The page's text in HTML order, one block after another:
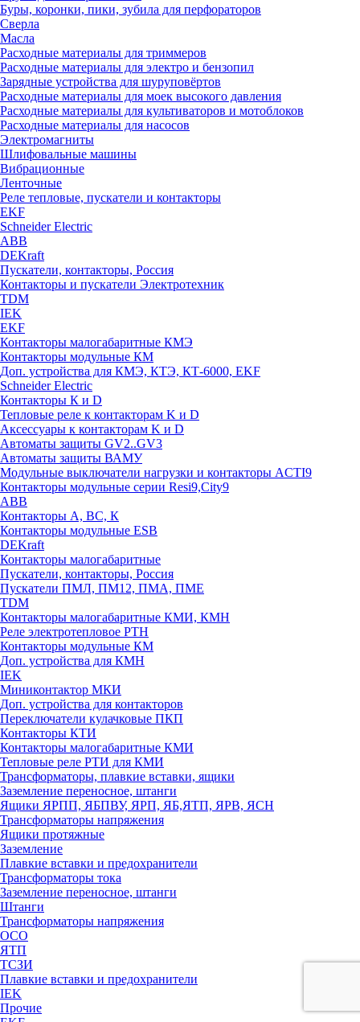
Буры, коронки, пики, зубила для перфораторов
Сверла
Масла
Расходные материалы для триммеров
Расходные материалы для электро и бензопил
Зарядные устройства для шуруповёртов
Расходные материалы для моек высокого давления
Расходные материалы для культиваторов и мотоблоков
Расходные материалы для насосов
Электромагниты
Шлифовальные машины
Вибрационные
Ленточные
Реле тепловые, пускатели и контакторы
EKF
Schneider Electric
ABB
DEKraft
Пускатели, контакторы, Россия
Контакторы и пускатели Электротехник
TDM
IEK
EKF
Контакторы малогабаритные КМЭ
Контакторы модульные КМ
Доп. устройства для КМЭ, КТЭ, КТ-6000, EKF
Schneider Electric
Контакторы К и D
Тепловые реле к контакторам K и D
Аксессуары к контакторам K и D
Автоматы защиты GV2..GV3
Автоматы защиты ВАМУ
Модульные выключатели нагрузки и контакторы ACTI9
Контакторы модульные серии Resi9,City9
ABB
Контакторы А, ВС, К
Контакторы модульные ESB
DEKraft
Контакторы малогабаритные
Пускатели, контакторы, Россия
Пускатели ПМЛ, ПМ12, ПМА, ПМЕ
TDM
Контакторы малогабаритные КМИ, КМН
Реле электротепловое РТН
Контакторы модульные КМ
Доп. устройства для КМН
IEK
Миниконтактор МКИ
Доп. устройства для контакторов
Переключатели кулачковые ПКП
Контакторы КТИ
Контакторы малогабаритные КМИ
Тепловые реле РTИ для КМИ
Трансформаторы, плавкие вставки, ящики
Заземление переносное, штанги
Ящики ЯРПП, ЯБПВУ, ЯРП, ЯБ,ЯТП, ЯРВ, ЯСН
Трансформаторы напряжения
Ящики протяжные
Заземление
Плавкие вставки и предохранители
Трансформаторы тока
Заземление переносное, штанги
Штанги
Трансформаторы напряжения
ОСО
ЯТП
ТСЗИ
Плавкие вставки и предохранители
IEK
Прочие